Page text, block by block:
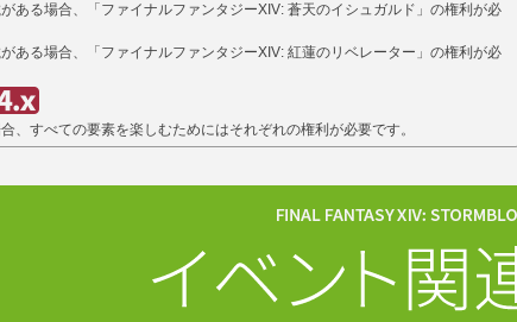
ある場合、「ファイナルファンタジーXIV: 蒼天のイシュガルド」の権利が必
ある場合、「ファイナルファンタジーXIV: 紅蓮のリベレーター」の権利が必
、すべての要素を楽しむためにはそれぞれの権利が必要です。